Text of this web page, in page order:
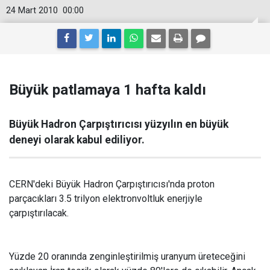
00:00
24 Mart 2010
Büyük patlamaya 1 hafta kaldı
Büyük Hadron Çarpıştırıcısı yüzyılın en büyük
deneyi olarak kabul ediliyor.
CERN'deki Büyük Hadron Çarpıştırıcısı'nda proton
parçacıkları 3.5 trilyon elektronvoltluk enerjiyle
çarpıştırılacak.
Yüzde 20 oranında zenginleştirilmiş uranyum üreteceğini